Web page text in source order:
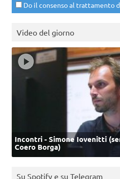
Do il consenso al trattamento
Video del giorno
Incontri - Simone Iovenitti
Coero Borga)
Su Spotify e su Telegram